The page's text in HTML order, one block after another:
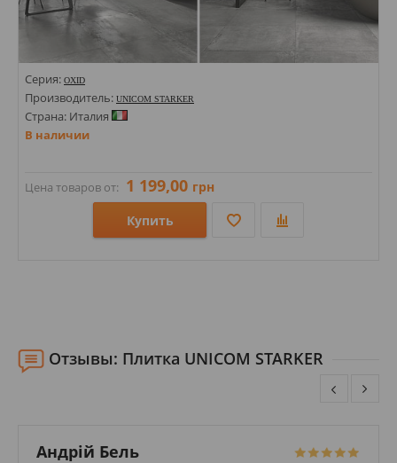
Серия: OXID
Производитель: UNICOM STARKER
Страна: Италия
В наличии
Цена товаров от: 1 199,00 грн
Купить
Отзывы: Плитка UNICOM STARKER
Андрій Бель